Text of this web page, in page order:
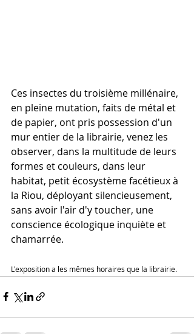
Ces insectes du troisième millénaire,
en pleine mutation, faits de métal et
de papier, ont pris possession d'un
mur entier de la librairie, venez les
observer, dans la multitude de leurs
formes et couleurs, dans leur
habitat, petit écosystème facétieux à
la Riou, déployant silencieusement,
sans avoir l'air d'y toucher, une
conscience écologique inquiète et
chamarrée.
L'exposition a les mêmes horaires que la librairie.